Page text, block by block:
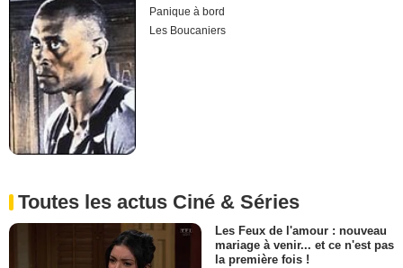
Panique à bord
Les Boucaniers
Toutes les actus Ciné & Séries
Les Feux de l'amour : nouveau
mariage à venir... et ce n'est pas
la première fois !